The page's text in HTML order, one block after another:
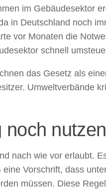
im Gebäudesektor
in Deutschland noch
vor Monaten die
schnell
das Gesetz als
Umweltverbände
noch
nach wie vor erlaubt.
Vorschrift, dass
müssen. Diese